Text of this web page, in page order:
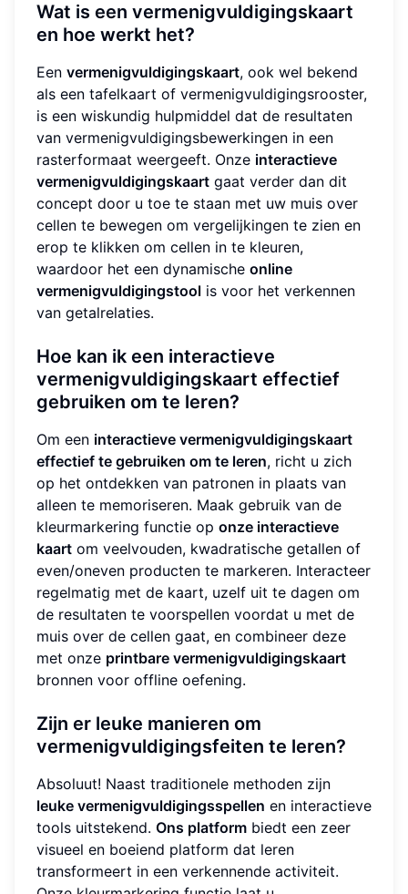
Wat is een vermenigvuldigingskaart
en hoe werkt het?
Een vermenigvuldigingskaart, ook wel bekend
als een tafelkaart of vermenigvuldigingsrooster,
is een wiskundig hulpmiddel dat de resultaten
van vermenigvuldigingsbewerkingen in een
rasterformaat weergeeft. Onze interactieve
vermenigvuldigingskaart gaat verder dan dit
concept door u toe te staan met uw muis over
cellen te bewegen om vergelijkingen te zien en
erop te klikken om cellen in te kleuren,
waardoor het een dynamische online
vermenigvuldigingstool is voor het verkennen
van getalrelaties.
Hoe kan ik een interactieve
vermenigvuldigingskaart effectief
gebruiken om te leren?
Om een interactieve vermenigvuldigingskaart
effectief te gebruiken om te leren, richt u zich
op het ontdekken van patronen in plaats van
alleen te memoriseren. Maak gebruik van de
kleurmarkering functie op onze interactieve
kaart om veelvouden, kwadratische getallen of
even/oneven producten te markeren. Interacteer
regelmatig met de kaart, uzelf uit te dagen om
de resultaten te voorspellen voordat u met de
muis over de cellen gaat, en combineer deze
met onze printbare vermenigvuldigingskaart
bronnen voor offline oefening.
Zijn er leuke manieren om
vermenigvuldigingsfeiten te leren?
Absoluut! Naast traditionele methoden zijn
leuke vermenigvuldigingsspellen en interactieve
tools uitstekend. Ons platform biedt een zeer
visueel en boeiend platform dat leren
transformeert in een verkennende activiteit.